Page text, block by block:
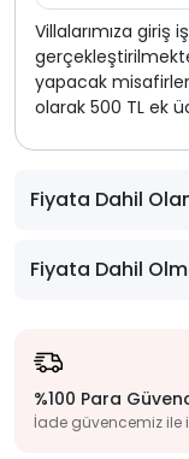
Villalarımıza giriş
yapacak
olarak 500 TL ek
Fiyata Dahil
Fiyata Dahil
%100 Para
İade güvencemiz ile